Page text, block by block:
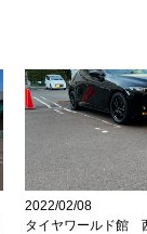
2022/02/08
タイヤワールド館